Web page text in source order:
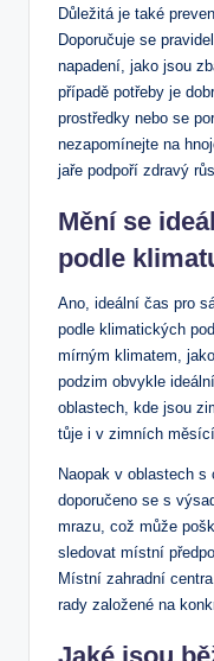
Důležitá je také
Doporučuje se
napadení, jako jsou
případě potřeby je
prostředky nebo se
nezapomínejte na
jaře podpoří zdravý
Mění se
podle
Ano, ideální čas pro
podle klimatických
mírným klimatem,
podzim obvykle
oblastech, kde jsou
tůje i v zimních
Naopak v oblastech
doporučeno se s
mrazu, což může
sledovat místní
Místní zahradní
rady založené na